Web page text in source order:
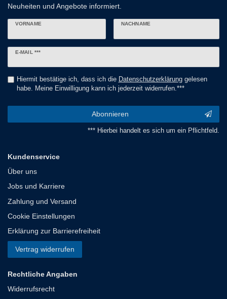
Neuheiten und Angebote informiert.
VORNAME NACHNAME
E-MAIL ***
Newsletter
Hiermit bestätige ich, dass ich die Daten­schutz­erklärunggelesen
habe. Meine Einwilligung kann ich jederzeit widerrufen.***
Abonnieren
*** Hierbei handelt es sich um ein Pflichtfeld.
Kundenservice
Über uns
Jobs und Karriere
Zahlung und Versand
Cookie Einstellungen
Erklärung zur Barrierefreiheit
Vertrag widerrufen
Rechtliche Angaben
Widerrufsrecht